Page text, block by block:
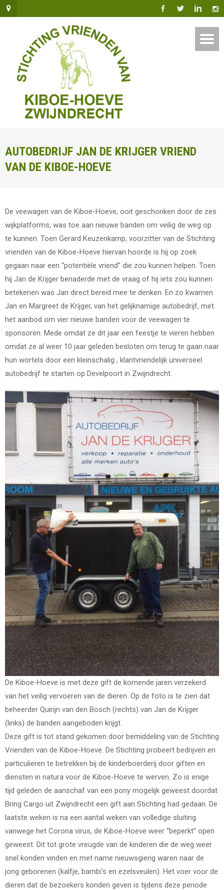
AUTOBEDRIJF JAN DE KRIJGER VRIEND
VAN DE KIBOE-HOEVE
De veewagen van de Kiboe-Hoeve, ooit geschonken door de zes
wijkplatforms, was toe aan nieuwe banden om veilig de weg op
te kunnen. Toen Gerard Keuzenkamp, voorzitter van de Stichting
vrienden van de Kiboe-Hoeve hiervan hoorde is hij op zoek
gegaan naar een “potentiële vriend” die zou kunnen helpen. Toen
hij Jan de Krijger benaderde met de vraag of hij iets zou kunnen
betekenen was Jan direct bereid mee te denken. En zo kwamen
Jan en Margreet de Krijger, van het gelijknamige autobedrijf, met
het aanbod om vier nieuwe banden voor de veewagen te
sponsoren. Mede omdat ze dit jaar een feestje te vieren hebben
omdat ze al weer 10 jaar geleden besloten om terug te gaan naar
hun wortels door een kleinschalig , klantvriendelijk universeel
autobedrijf te starten op Develpoort in Zwijndrecht.
De Kiboe-Hoeve is met deze gift de komende jaren verzekerd
van het veilig vervoeren van de dieren. Op de foto is te zien dat
beheerder Quirijn van den Bosch (rechts) van Jan de Krijger
(links) de banden aangeboden krijgt.
Deze gift is tot stand gekomen door bemiddeling van de Stichting
Vrienden van de Kiboe-Hoeve. De Stichting probeert bedrijven en
particulieren te betrekken bij de kinderboerderij door giften en
diensten in natura voor de Kiboe-Hoeve te werven. Zo is enige
tijd geleden de aanschaf van een pony mogelijk geweest doordat
Bring Cargo uit Zwijndrecht een gift aan Stichting had gedaan. De
laatste weken is na een aantal weken van volledige sluiting
vanwege het Corona virus, de Kiboe-Hoeve weer “beperkt” open
geweest. Dit tot grote vreugde van de kinderen die de weg weer
snel konden vinden en met name nieuwsgierig waren naar de
jong geborenen (kalfje, bambi’s en ezelsveulen). Het voer voor de
dieren dat de bezoekers konden geven is tijdens deze periode